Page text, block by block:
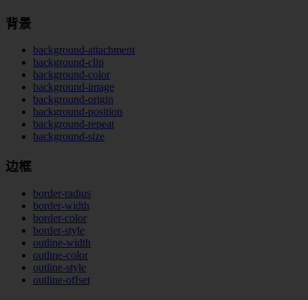
背景
background-attachment
background-clip
background-color
background-image
background-origin
background-position
background-repeat
background-size
边框
border-radius
border-width
border-color
border-style
outline-width
outline-color
outline-style
outline-offset